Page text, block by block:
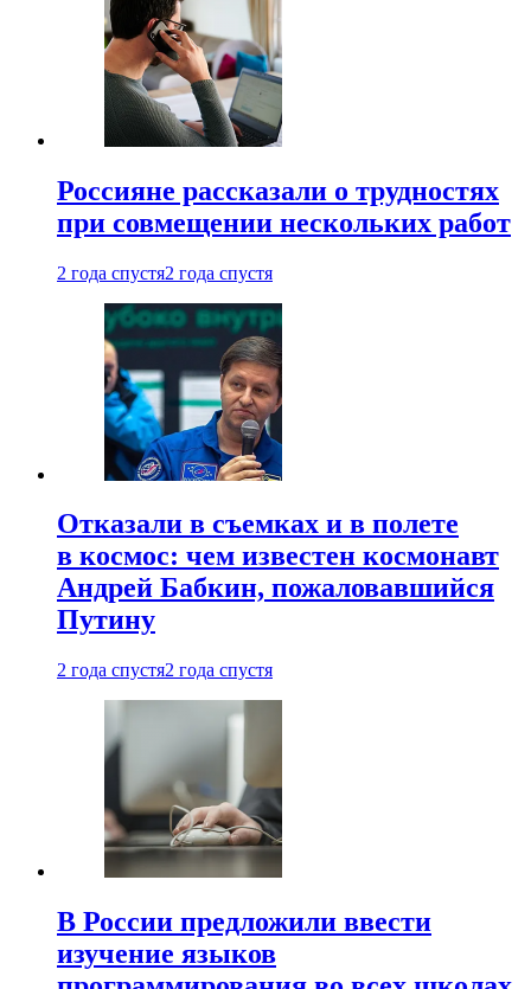
Россияне рассказали о трудностях
при совмещении нескольких работ
2 года спустя2 года спустя
Отказали в съемках и в полете
в космос: чем известен космонавт
Андрей Бабкин, пожаловавшийся
Путину
2 года спустя2 года спустя
В России предложили ввести
изучение языков